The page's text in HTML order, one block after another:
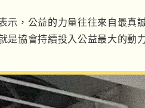
示，公益的力量往往來自最真
是協會持續投入公益最大的動